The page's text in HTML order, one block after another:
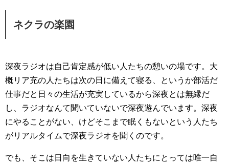
ネクラの楽園
深夜ラジオは自己肯定感が低い人たちの憩いの場です。大
概リア充の人たちは次の日に備えて寝る、というか部活だ
仕事だと日々の生活が充実しているから深夜とは無縁だ
し、ラジオなんて聞いていないで深夜遊んでいます。深夜
にやることがない、けどそこまで眠くもないという人たち
がリアルタイムで深夜ラジオを聞くのです。
でも、そこは日向を生きていない人たちにとっては唯一自